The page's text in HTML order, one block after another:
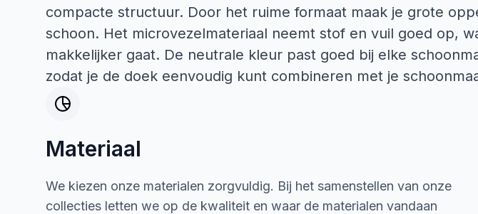
compacte structuur. Door het ruime formaat maak je grote
schoon. Het microvezelmateriaal neemt stof en vuil goed op,
makkelijker gaat. De neutrale kleur past goed bij elke
zodat je de doek eenvoudig kunt combineren met je
Materiaal
We kiezen onze materialen zorgvuldig. Bij het samenstellen van onze
collecties letten we op de kwaliteit en waar de materialen vandaan